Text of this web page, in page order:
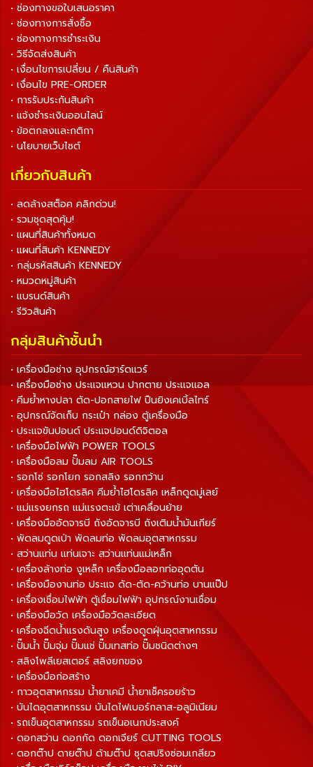
• ช่องทางขอใบเสนอราคา
• ช่องทางการสั่งซื้อ
• ช่องทางการชำระเงิน
• วิธีจัดส่งสินค้า
• เงื่อนไขการเปลี่ยน / คืนสินค้า
• เงื่อนไข PRE-ORDER
• การรับประกันสินค้า
• แจ้งชำระเงินออนไลน์
• ข้อตกลงและกติกา
• นโยบายเว็บไซต์
เกี่ยวกับสินค้า
• ลดล้างสต็อค คลิกด่วน!
• รวมชุดสุดคุ้ม!
• แผนที่สินค้าทั้งหมด
• แผนที่สินค้า KENNEDY
• กลุ่มรหัสสินค้า KENNEDY
• หมวดหมู่สินค้า
• แบรนด์สินค้า
• รีวิวสินค้า
กลุ่มสินค้าชั้นนำ
• เครื่องมือช่าง อุปกรณ์ฮาร์ดแวร์
• เครื่องมือช่าง ประแจแหวน ปากตาย ประแจแอล
• คีมย้ำหางปลา ตัด-ปอกสายไฟ ปืนยิงเคเบิ้ลไทร์
• อุปกรณ์จัดเก็บ กระเป๋า กล่อง ตู้เครื่องมือ
• ประแจขันปอนด์ ประแจปอนด์ดิจิตอล
• เครื่องมือไฟฟ้า POWER TOOLS
• เครื่องมือลม ปั๊มลม AIR TOOLS
• รอกโซ่ รอกโยก รอกสลิง รอกกว้าน
• เครื่องมือไฮโดรลิค คีมย้ำไฮโดรลิค เหล็กดูดมู่เลย์
• แม่แรงยกรถ แม่แรงตะเข้ เต่าเคลื่อนย้าย
• เครื่องมืออัดจารบี ถังอัดจารบี ถังเติมน้ำมันเกียร์
• พัดลมดูดเป่า พัดลมท่อ พัดลมอุตสาหกรรม
• สว่านแท่น แท่นเจาะ สว่านแท่นแม่เหล็ก
• เครื่องล้างท่อ งูเหล็ก เครื่องมือลอกท่ออุดตัน
• เครื่องมืองานท่อ ประแจ ดัด-ตัด-คว้านท่อ บานแป๊ป
• เครื่องเชื่อมไฟฟ้า ตู้เชื่อมไฟฟ้า อุปกรณ์งานเชื่อม
• เครื่องมือวัด เครื่องมือวัดละเอียด
• เครื่องฉีดน้ำแรงดันสูง เครื่องดูดฝุ่นอุตสาหกรรม
• ปั๊มน้ำ ปั๊มจุ่ม ปั๊มแช่ ปั๊มเทสท่อ ปั๊มชนิดต่างๆ
• สลิงโพลีเยสเตอร์ สลิงยกของ
• เครื่องมือก่อสร้าง
• กาวอุตสาหกรรม น้ำยาเคมี น้ำยาเช็ครอยร้าว
• บันไดอุตสาหกรรม บันไดไฟเบอร์กลาส-อลูมิเนียม
• รถเข็นอุตสาหกรรม รถเข็นอเนกประสงค์
• ดอกสว่าน ดอกกัด ดอกเจียร์ CUTTING TOOLS
• ดอกต๊าป ดายต๊าป ด้ามต๊าป ชุดสปริงซ่อมเกลียว